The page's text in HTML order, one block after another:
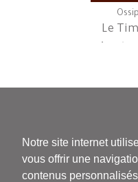
Notre site internet
vous offrir une
contenus
Le
© Le Bruit du temps - Siren 504
Lettres - Tel. 01 43 29 62 50 -
Vie privée et